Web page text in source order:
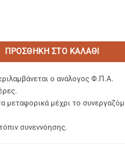
30cm) ποσότητα
ΠΡΟΣΘΉΚΗ ΣΤΟ ΚΑΛΆΘΙ
ο ανάλογος Φ.Π.Α.
μεταφορικά μέχρι το
συνεννόησης.